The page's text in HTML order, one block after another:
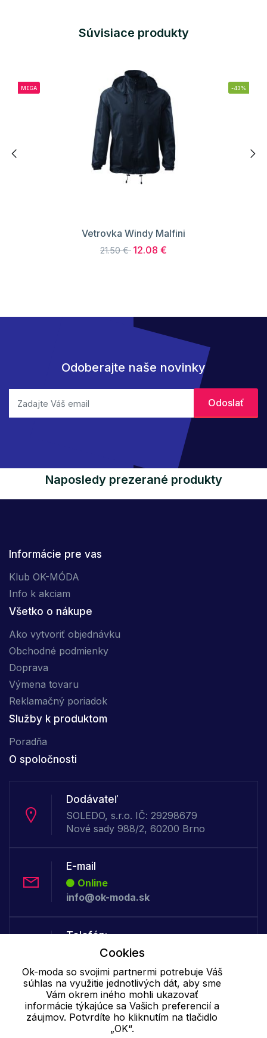
Súvisiace produkty
MEGA -43%
Vetrovka Windy Malfini
21.50 € 12.08 €
Odoberajte naše novinky
Naposledy prezerané produkty
Informácie pre vas
Klub OK-MÓDA
Info k akciam
Všetko o nákupe
Ako vytvoriť objednávku
Obchodné podmienky
Doprava
Výmena tovaru
Reklamačný poriadok
Služby k produktom
Poradňa
O spoločnosti
Dodávateľ
SOLEDO, s.r.o. IČ: 29298679
Nové sady 988/2, 60200 Brno
E-mail
Online
info@ok-moda.sk
Telefón:
Offline
Cookie - podrobné nastavenie Ďalšie informácie
Spracovanie
osobných údajov
Cookies
Ok-moda so svojimi partnermi potrebuje Váš
súhlas na využitie jednotlivých dát, aby sme
Vám okrem iného mohli ukazovať
informácie týkajúce sa Vašich preferencií a
záujmov. Potvrdíte ho kliknutím na tlačidlo
„OK“.